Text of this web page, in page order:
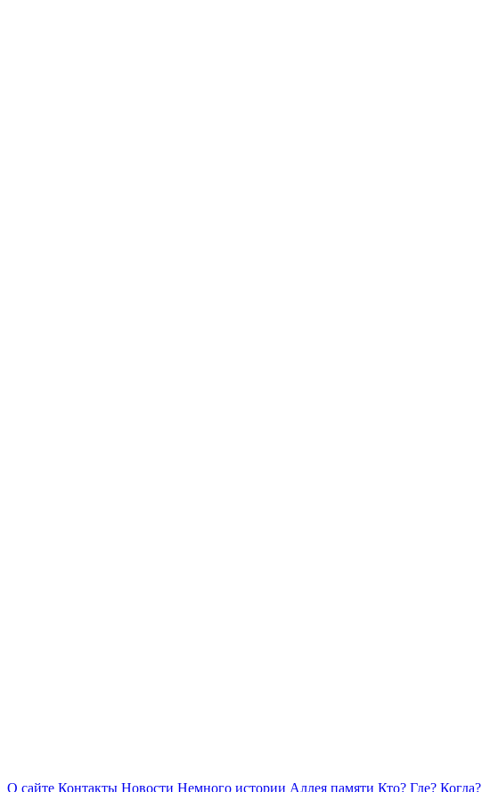
О сайте Контакты Новости Немного истории Аллея памяти Кто? Где? Когда?